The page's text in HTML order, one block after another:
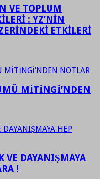
VE TOPLUM
: YZ’NİN
ETKİLERİ
MİTİNGİ’NDEN
VE DAYANIŞMAYA
!